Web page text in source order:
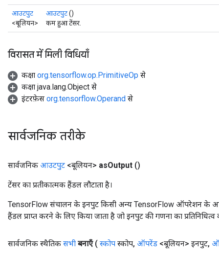
आउटपुट
<बूलियन>
आउटपुट()
कम हुआ टेंसर.
विरासत में मिली विधियाँ
कक्षा org.tensorflow.op.PrimitiveOp से
कक्षा java.lang.Object से
इंटरफ़ेस org.tensorflow.Operand से
सार्वजनिक तरीके
सार्वजनिक आउटपुट <बूलियन> asOutput ()
टेंसर का प्रतीकात्मक हैंडल लौटाता है।
TensorFlow संचालन के इनपुट किसी अन्य TensorFlow ऑपरेशन के
हैंडल प्राप्त करने के लिए किया जाता है जो इनपुट की गणना का प्रतिनिधित्व
सार्वजनिक स्थैतिक सभी बनाएँ ( स्कोप स्कोप, ऑपरेंड <बूलियन> इनपुट,